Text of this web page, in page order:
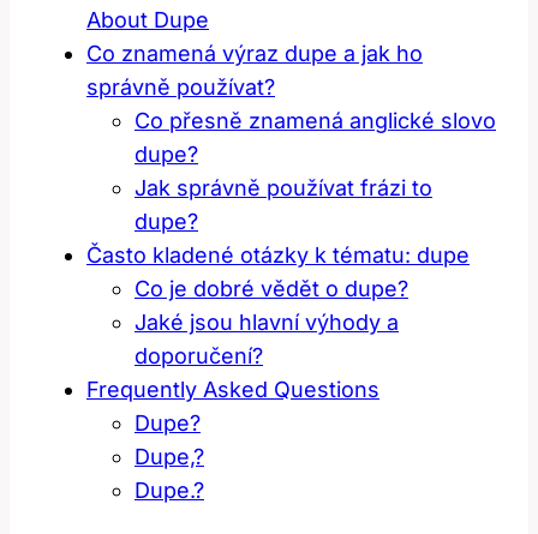
About Dupe
Co znamená výraz dupe a jak ho
správně používat?
Co přesně znamená anglické slovo
dupe?
Jak správně používat frázi to
dupe?
Často kladené otázky k tématu: dupe
Co je dobré vědět o dupe?
Jaké jsou hlavní výhody a
doporučení?
Frequently Asked Questions
Dupe?
Dupe,?
Dupe.?